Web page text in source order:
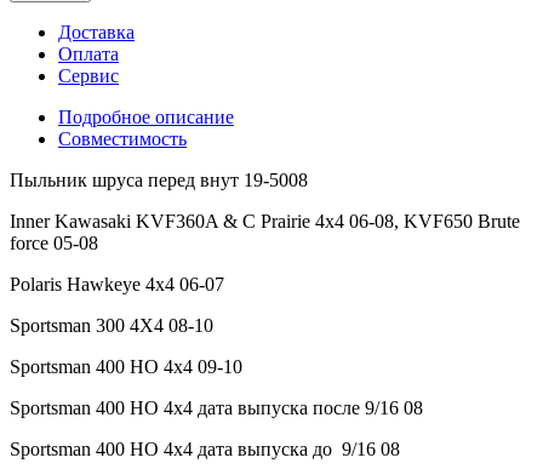
Доставка
Оплата
Сервис
Подробное описание
Совместимость
Пыльник шруса перед внут 19-5008
Inner Kawasaki KVF360A & C Prairie 4x4 06-08, KVF650 Brute
force 05-08
Polaris Hawkeye 4x4 06-07
Sportsman 300 4X4 08-10
Sportsman 400 HO 4x4 09-10
Sportsman 400 HO 4x4 дата выпуска после 9/16 08
Sportsman 400 HO 4x4 дата выпуска до 9/16 08